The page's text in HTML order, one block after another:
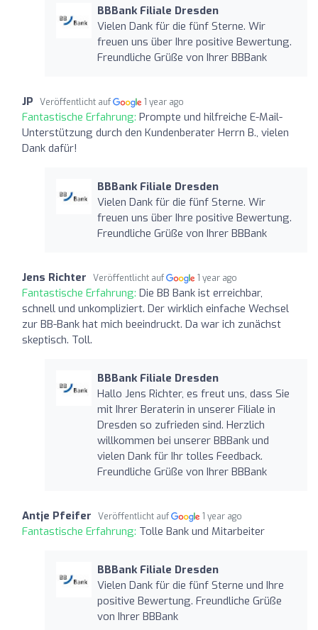
BBBank Filiale Dresden
Vielen Dank für die fünf Sterne. Wir
freuen uns über Ihre positive Bewertung.
Freundliche Grüße von Ihrer BBBank
JP Veröffentlicht auf 1 year ago
Fantastische Erfahrung: Prompte und hilfreiche E-Mail-
Unterstützung durch den Kundenberater Herrn B., vielen
Dank dafür!
BBBank Filiale Dresden
Vielen Dank für die fünf Sterne. Wir
freuen uns über Ihre positive Bewertung.
Freundliche Grüße von Ihrer BBBank
Jens Richter Veröffentlicht auf 1 year ago
Fantastische Erfahrung: Die BB Bank ist erreichbar,
schnell und unkompliziert. Der wirklich einfache Wechsel
zur BB-Bank hat mich beeindruckt. Da war ich zunächst
skeptisch. Toll.
BBBank Filiale Dresden
Hallo Jens Richter, es freut uns, dass Sie
mit Ihrer Beraterin in unserer Filiale in
Dresden so zufrieden sind. Herzlich
willkommen bei unserer BBBank und
vielen Dank für Ihr tolles Feedback.
Freundliche Grüße von Ihrer BBBank
Antje Pfeifer Veröffentlicht auf 1 year ago
Fantastische Erfahrung: Tolle Bank und Mitarbeiter
BBBank Filiale Dresden
Vielen Dank für die fünf Sterne und Ihre
positive Bewertung. Freundliche Grüße
von Ihrer BBBank